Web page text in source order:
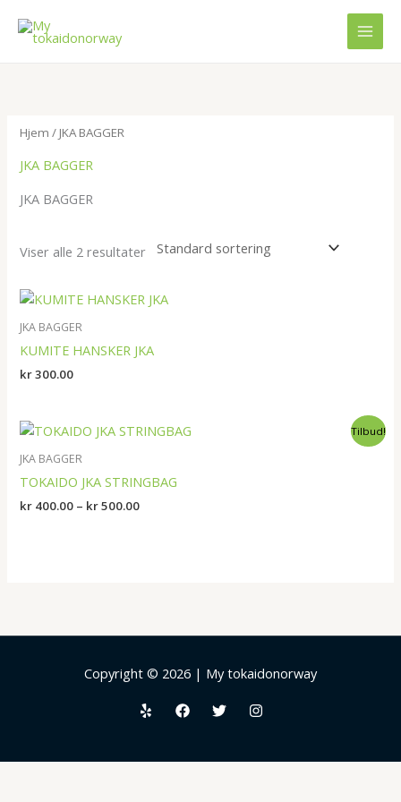
rett
Hjem / JKA BAGGER
JKA BAGGER
JKA BAGGER
Viser alle 2 resultater
JKA BAGGER
KUMITE HANSKER JKA
kr300.00
Tilbud!
JKA BAGGER
TOKAIDO JKA STRINGBAG
kr 400.00 – kr500.00
Prisområde:
Copyright © 2026 | My tokaidonorway